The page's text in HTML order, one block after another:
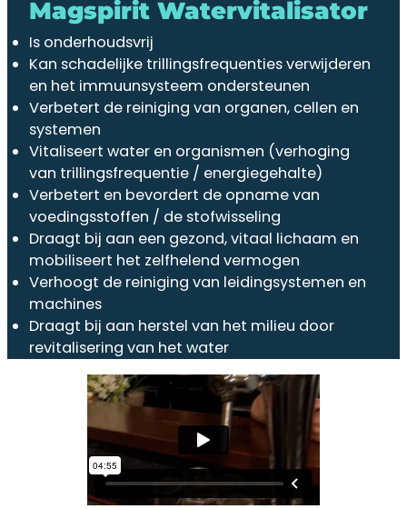
Magspirit Watervitalisator
Is onderhoudsvrij
Kan schadelijke trillingsfrequenties verwijderen
en het immuunsysteem ondersteunen
Verbetert de reiniging van organen, cellen en
systemen
Vitaliseert water en organismen (verhoging
van trillingsfrequentie / energiegehalte)
Verbetert en bevordert de opname van
voedingsstoffen / de stofwisseling
Draagt bij aan een gezond, vitaal lichaam en
mobiliseert het zelfhelend vermogen
Verhoogt de reiniging van leidingsystemen en
machines
Draagt bij aan herstel van het milieu door
revitalisering van het water